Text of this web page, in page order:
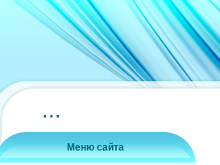
...
Меню сайта